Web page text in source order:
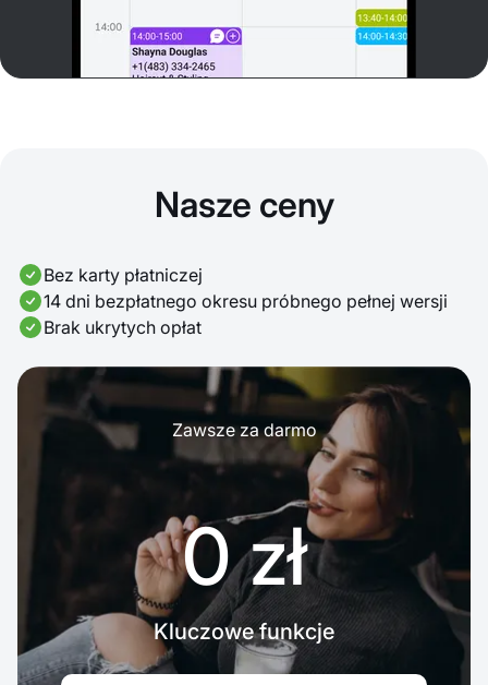
Nasze ceny
Bez karty płatniczej
14 dni bezpłatnego okresu próbnego pełnej wersji
Brak ukrytych opłat
Zawsze za darmo
0 zł
Kluczowe funkcje